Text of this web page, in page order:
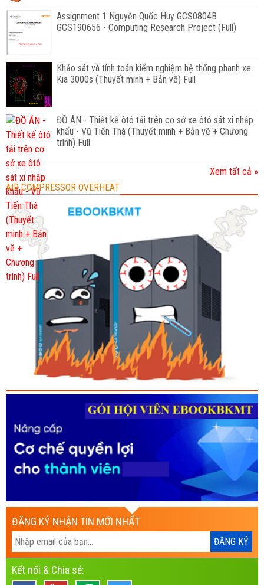
Assignment 1 Nguyễn Quốc Huy GCS0804B
GCS190656 - Computing Research Project (Full)
Khảo sát và tính toán kiểm nghiệm hệ thống phanh xe
Kia 3000s (Thuyết minh + Bản vẽ) Full
ĐỒ ÁN - Thiết kế ôtô tải trên cơ sở xe ôtô sát xi nhập
khẩu - Vũ Tiến Thà (Thuyết minh + Bản vẽ + Chương
trình) Full
Xem tất cả »
AIR COMPRESSOR OVERHEAT
ĐĂNG KÝ NHẬN TIN MỚI NHẤT
Kết nối & Chia sẻ: